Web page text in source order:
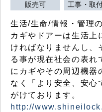
販売可 工事・取
生活/生命/情報・管理
カギやドアーは生活上
ければなりませんし、
る事が現在社会の表れ
にカギやその周辺機器
なく「より安全、安心
がけております。
http://